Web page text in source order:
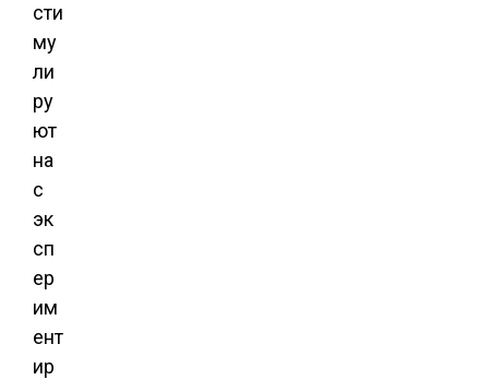
сти
му
ли
ру
ют
на
с
эк
сп
ер
им
ент
ир